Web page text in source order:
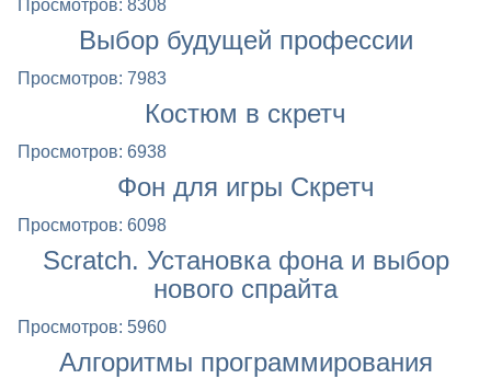
Просмотров: 8308
Выбор будущей профессии
Просмотров: 7983
Костюм в скретч
Просмотров: 6938
Фон для игры Скретч
Просмотров: 6098
Scratch. Установка фона и выбор
нового спрайта
Просмотров: 5960
Алгоритмы программирования